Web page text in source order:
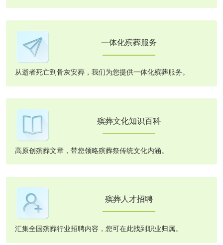
一体化殡葬服务
从逝者死亡到骨灰安葬，我们为您提供一体化殡葬服务。
殡葬文化知识百科
高原创殡葬文章，带您领略殡葬祭传统文化内涵。
殡葬人才招聘
汇集全国殡葬行业招聘内容，您可在此找到职业归属。